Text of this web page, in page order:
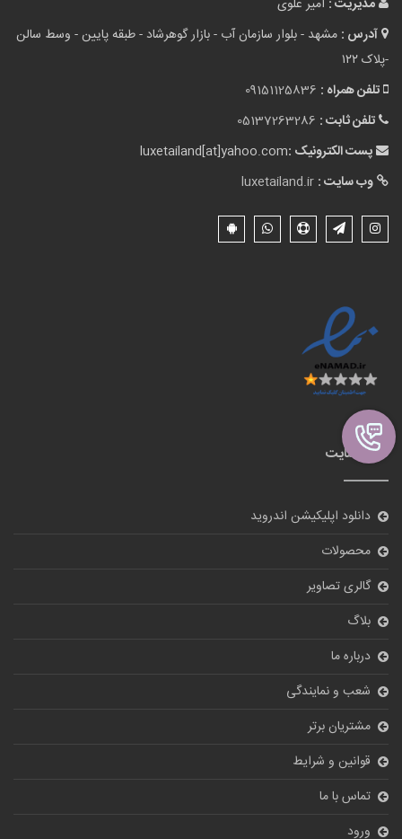
مدیریت : امیر علوی
آدرس : مشهد - بلوار سازمان آب - بازار گوهرشاد - طبقه پایین - وسط سالن
-پلاک ۱۲۲
تلفن همراه : 09151125836
تلفن ثابت : 05137263286
پست الکترونیک :luxetailand[at]yahoo.com
وب سایت : luxetailand.ir
نقشه سایت
دانلود اپلیکیشن اندروید
محصولات
گالری تصاویر
بلاگ
درباره ما
شعب و نمایندگی
مشتریان برتر
قوانین و شرایط
تماس با ما
ورود